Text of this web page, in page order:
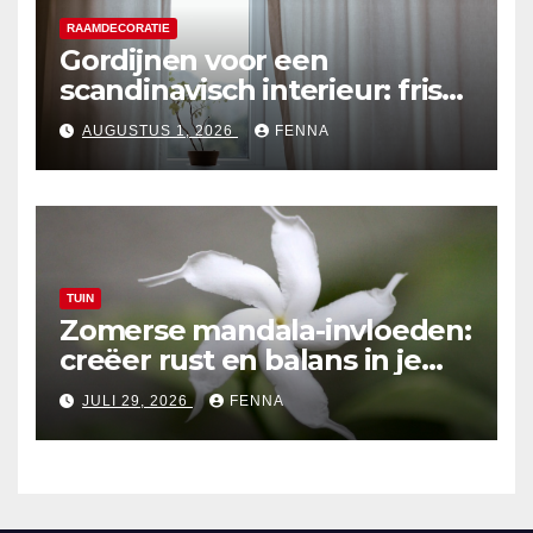
RAAMDECORATIE
Gordijnen voor een
scandinavisch interieur: frisse
en lichte ontwerpen
AUGUSTUS 1, 2026 FENNA
TUIN
Zomerse mandala-invloeden:
creëer rust en balans in je
tuinontwerp
JULI 29, 2026 FENNA